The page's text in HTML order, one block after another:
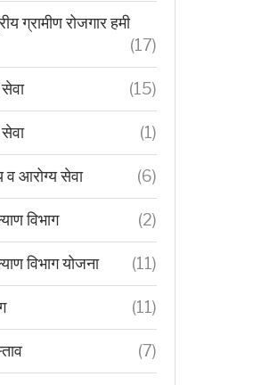
ग्रामीण रोजगार हमी
(17)
सेवा (15)
सेवा (1)
व आरोग्य सेवा (6)
विभाग (2)
विभाग योजना (11)
(11)
(7)